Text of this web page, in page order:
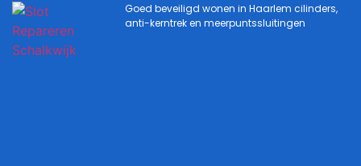
Goed beveiligd wonen in Haarlem cilinders,
anti-kerntrek en meerpuntssluitingen